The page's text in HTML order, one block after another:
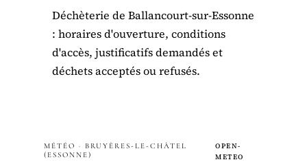
Déchèterie de Ballancourt-sur-Essonne
: horaires d'ouverture, conditions
d'accès, justificatifs demandés et
déchets acceptés ou refusés.
MÉTÉO · BRUYÈRES-LE-CHÂTEL
(ESSONNE)
OPEN-
METEO